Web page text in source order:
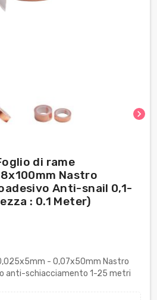
chevron_right
di rame
Nastro
Anti-snail 0,1-
: 0.1 Meter)
- 0,07x50mm Nastro
anti-schiacciamento 1-25 metri